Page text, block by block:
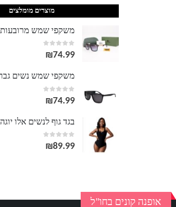
מוצרים מומלצים
0
out of 5
₪74.99
0
out of 5
₪74.99
בגד גוף לנשים אלו יוגה alo yoga
0
out of 5
₪89.99
אופנה קונים בחו"ל